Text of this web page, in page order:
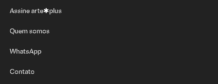
Assine arte✱plus
Quem somos
WhatsApp
Contato